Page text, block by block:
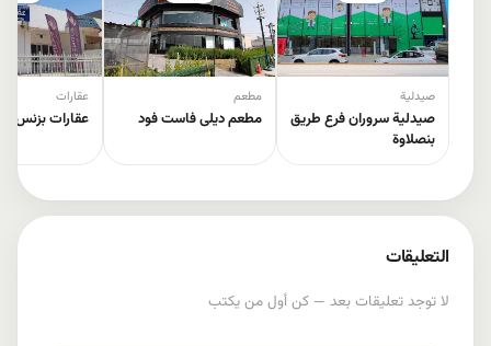
صيدلية
صيدلية سروران فرع طريق
بنصلاوة
مطعم
مطعم ديلى فاست فود
عقارات
عقارات بزنس
التعليقات
لا توجد تعليقات بعد — كن أول من يكتب